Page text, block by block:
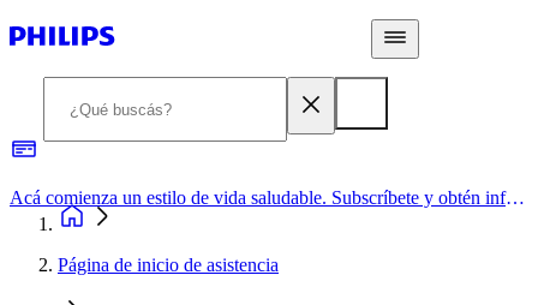
Acá comienza un estilo de vida saludable. Subscríbete y obtén información de primera mano
Página de inicio de asistencia